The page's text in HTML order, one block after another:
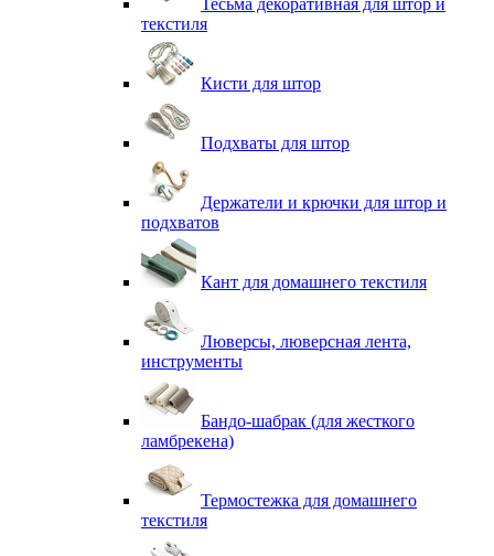
Тесьма декоративная для штор и
текстиля
Кисти для штор
Подхваты для штор
Держатели и крючки для штор и
подхватов
Кант для домашнего текстиля
Люверсы, люверсная лента,
инструменты
Бандо-шабрак (для жесткого
ламбрекена)
Термостежка для домашнего
текстиля